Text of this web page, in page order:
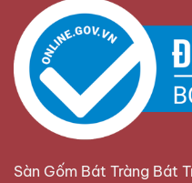
Sàn Gốm Bát Tràng Bát